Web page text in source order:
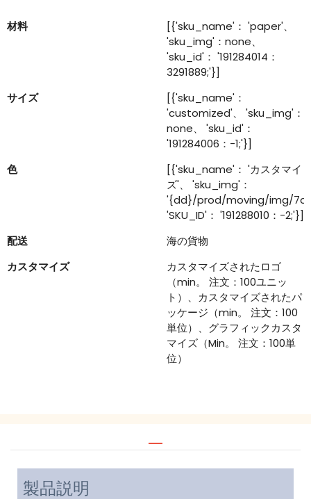
材料
[{'sku_name'： 'paper'、
'sku_img'：none、
'sku_id'： '191284014：
3291889;'}]
サイズ
[{'sku_name'：
'customized'、 'sku_img'：
none、 'sku_id'：
'191284006：-1;'}]
色
[{'sku_name'： 'カスタマイ
ズ'、 'sku_img'：
'{dd}/prod/moving/img/
'SKU_ID'： '191288010：-2;'}]
配送
海の貨物
カスタマイズ
カスタマイズされたロゴ
（min。 注文：100ユニッ
ト）、カスタマイズされたパ
ッケージ（min。 注文：100
単位）、グラフィックカスタ
マイズ（Min。 注文：100単
位）
製品説明